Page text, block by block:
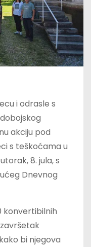
i odrasle s
akciju pod
s teškoćama u
8. jula, s
Dnevnog
konvertibilnih
bi njegova